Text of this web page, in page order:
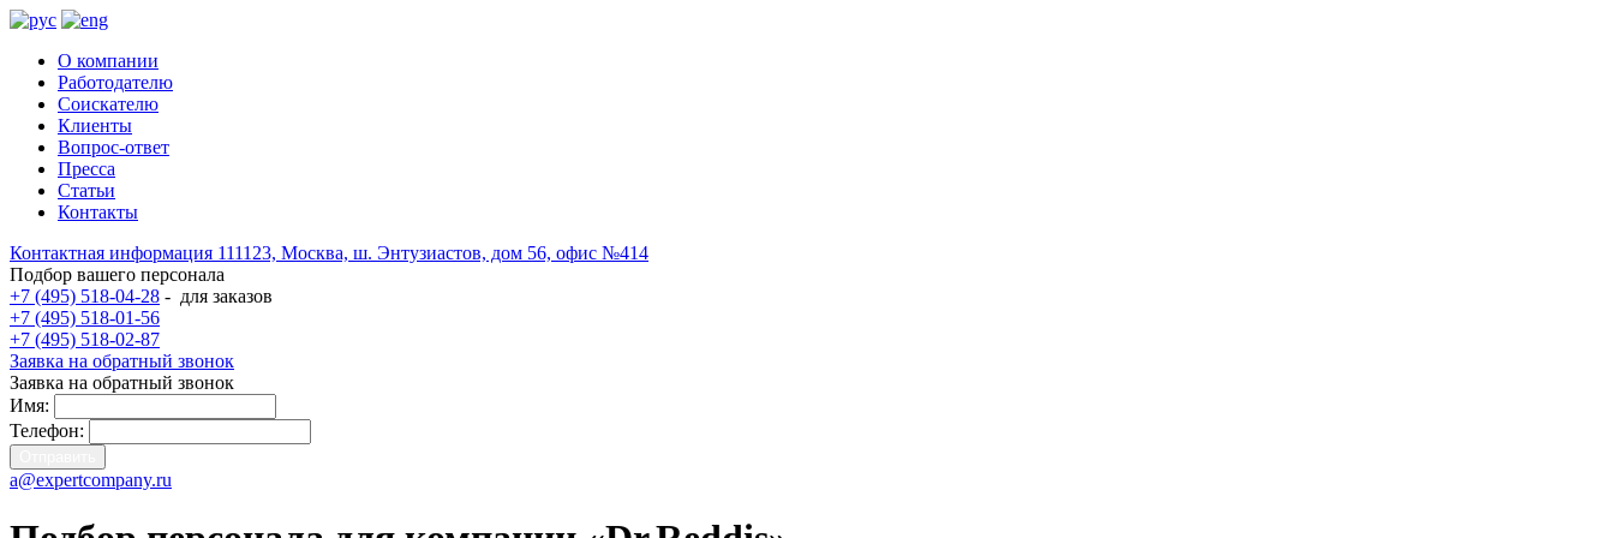
О компании
Работодателю
Соискателю
Клиенты
Вопрос-ответ
Пресса
Статьи
Контакты
Контактная информация 111123, Москва, ш. Энтузиастов, дом 56, офис №414
Подбор вашего персонала
+7 (495) 518-04-28 - для заказов
+7 (495) 518-01-56
+7 (495) 518-02-87
Заявка на обратный звонок
Заявка на обратный звонок
Имя:
Телефон:
a@expertcompany.ru